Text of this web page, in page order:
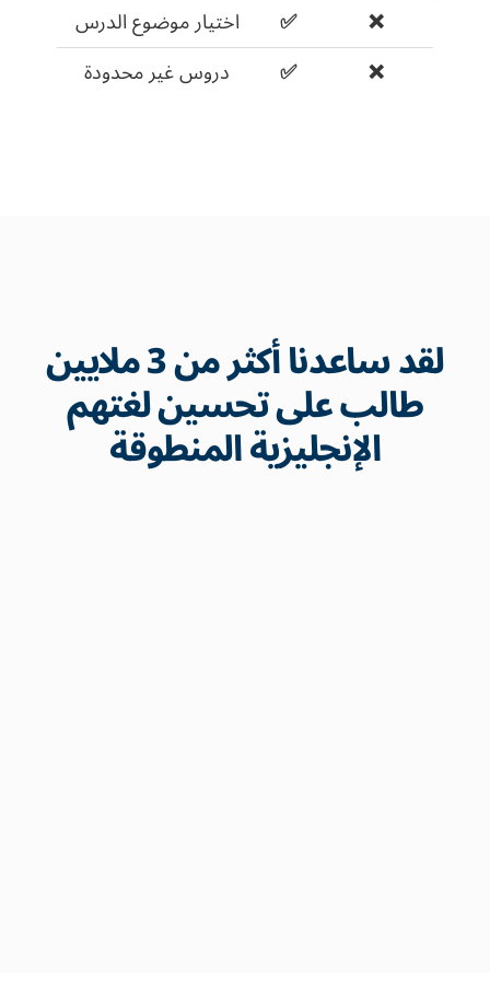
❌
✅
اختيار موضوع الدرس
❌
✅ دروس غير محدودة
لقد ساعدنا أكثر من 3 ملايين
طالب على تحسين لغتهم
الإنجليزية المنطوقة